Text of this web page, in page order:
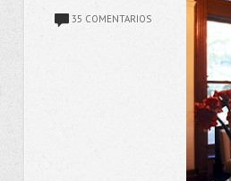
35 COMENTARIOS